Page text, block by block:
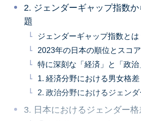
2. ジェンダーギャップ指数
題
ジェンダーギャップ指数とは
2023年の日本の順位とスコア
特に深刻な「経済」と「政治
1. 経済分野における男女格差
2. 政治分野におけるジェン
3. 日本におけるジェンダー格